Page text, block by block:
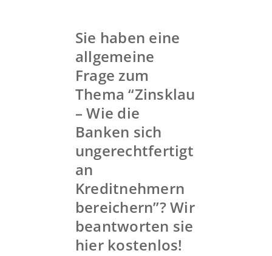
Sie haben eine
allgemeine
Frage zum
Thema “Zinsklau
– Wie die
Banken sich
ungerechtfertigt
an
Kreditnehmern
bereichern”? Wir
beantworten sie
hier kostenlos!